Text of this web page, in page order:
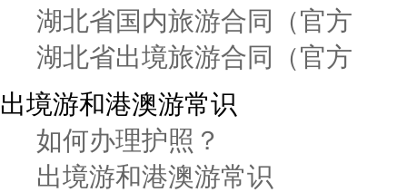
湖北省国内旅游合同（官方
湖北省出境旅游合同（官方
出境游和港澳游常识
如何办理护照？
出境游和港澳游常识